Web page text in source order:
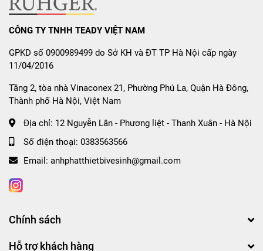
CÔNG TY TNHH TEADY VIỆT NAM
GPKD số 0900989499 do Sở KH và ĐT TP Hà Nội cấp ngày
11/04/2016
Tầng 2, tòa nhà Vinaconex 21, Phường Phú La, Quận Hà Đông,
Thành phố Hà Nội, Việt Nam
Địa chỉ: 12 Nguyễn Lân - Phương liệt - Thanh Xuân - Hà Nội
Số điện thoại: 0383563566
Email: anhphatthietbivesinh@gmail.com
Chính sách
Hỗ trợ khách hàng